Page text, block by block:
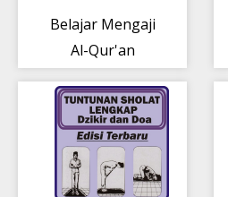
Belajar Mengaji
Al-Qur'an